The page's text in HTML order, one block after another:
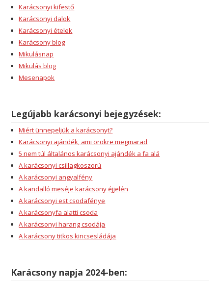
Karácsonyi kifestő
Karácsonyi dalok
Karácsonyi ételek
Karácsony blog
Mikulásnap
Mikulás blog
Mesenapok
Legújabb karácsonyi bejegyzések:
Miért ünnepeljük a karácsonyt?
Karácsonyi ajándék, ami örökre megmarad
5 nem túl általános karácsonyi ajándék a fa alá
A karácsonyi csillagkoszorú
A karácsonyi angyalfény
A kandalló meséje karácsony éjjelén
A karácsonyi est csodafénye
A karácsonyfa alatti csoda
A karácsonyi harang csodája
A karácsony titkos kincsesládája
Karácsony napja 2024-ben: